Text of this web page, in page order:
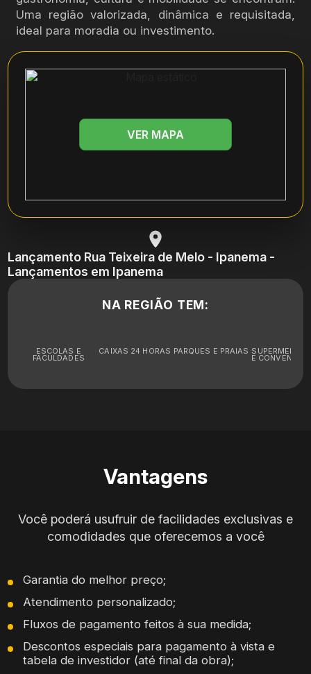
Uma região valorizada, dinâmica e requisitada,
ideal para moradia ou investimento.
VER MAPA
Lançamento Rua Teixeira de Melo - Ipanema -
Lançamentos em Ipanema
NA REGIÃO TEM:
ESCOLAS E
FACULDADES
CAIXAS 24 HORAS PARQUES E PRAIAS
E
Vantagens
Você poderá usufruir de facilidades exclusivas e
comodidades que oferecemos a você
Garantia do melhor preço;
Atendimento personalizado;
Fluxos de pagamento feitos à sua medida;
Descontos especiais para pagamento à vista e
tabela de investidor (até final da obra);